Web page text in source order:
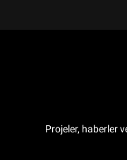
Projeler, haberler